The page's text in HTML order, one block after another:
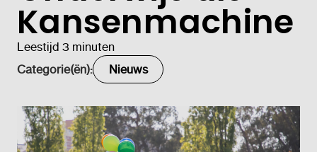
Kansenmachine
Leestijd 3 minuten
Categorie(ën):
Nieuws